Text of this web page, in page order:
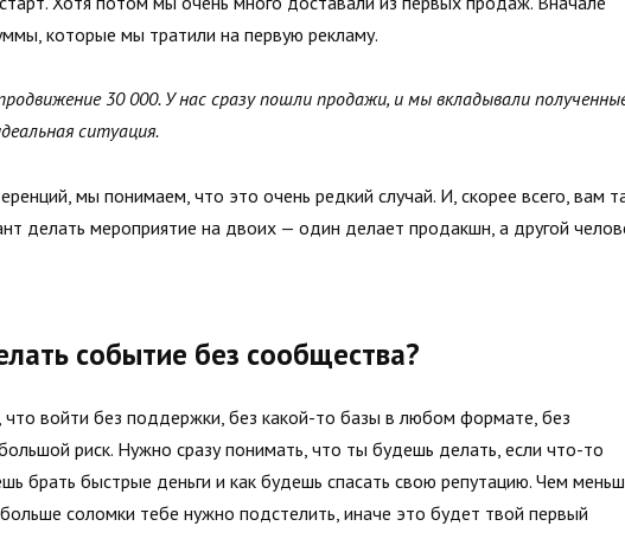
которые мы тратили на первую рекламу.
30 000. У нас сразу пошли продажи, и мы вкладывали
ситуация.
мы понимаем, что это очень редкий случай. И, скорее всего, вам
делать мероприятие на двоих — один делает продакшн, а другой
событие без сообщества?
что войти без поддержки, без какой-то базы в любом формате, без
риск. Нужно сразу понимать, что ты будешь делать, если что-то
брать быстрые деньги и как будешь спасать свою репутацию. Чем
соломки тебе нужно подстелить, иначе это будет твой первый